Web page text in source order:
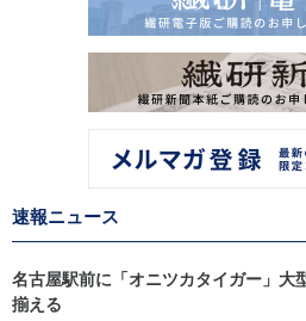
速報ニュース
名古屋駅前に「オニツカタイガー」
揃える